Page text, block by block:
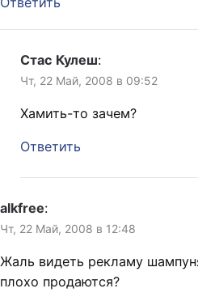
Стас Кулеш:
Чт, 22 Май, 2008 в 09:52
Хамить-то зачем?
Ответить
alkfree:
Чт, 22 Май, 2008 в 12:48
Жаль видеть рекламу
плохо продаются?